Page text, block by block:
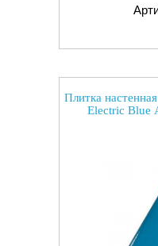
Плитка
Electric Blue